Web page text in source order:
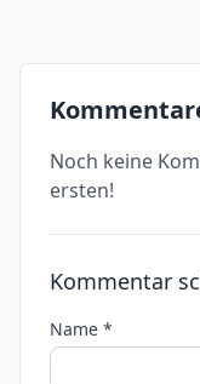
Noch keine
ersten!
Kommentar
Name *